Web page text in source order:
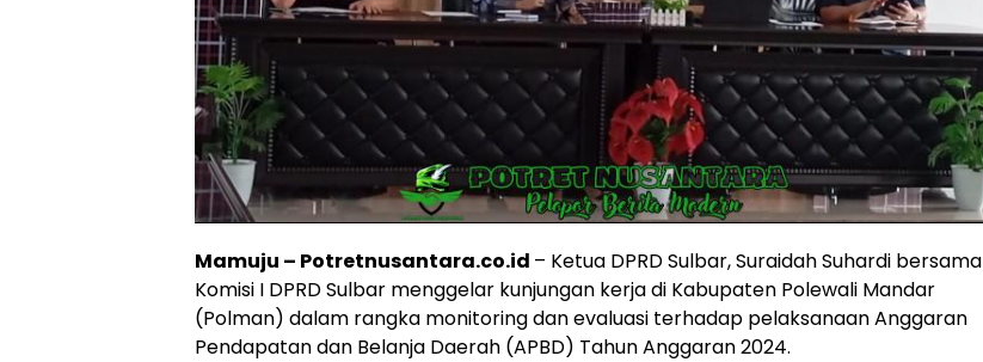
Mamuju – Potretnusantara.co.id – Ketua DPRD Sulbar, Suraidah Suhardi bersama
Komisi I DPRD Sulbar menggelar kunjungan kerja di Kabupaten Polewali Mandar
(Polman) dalam rangka monitoring dan evaluasi terhadap pelaksanaan Anggaran
Pendapatan dan Belanja Daerah (APBD) Tahun Anggaran 2024.